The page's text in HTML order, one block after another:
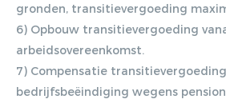
gronden, transitievergoeding
6) Opbouw transitievergoeding
arbeidsovereenkomst.
7) Compensatie
bedrijfsbeëindiging wegens